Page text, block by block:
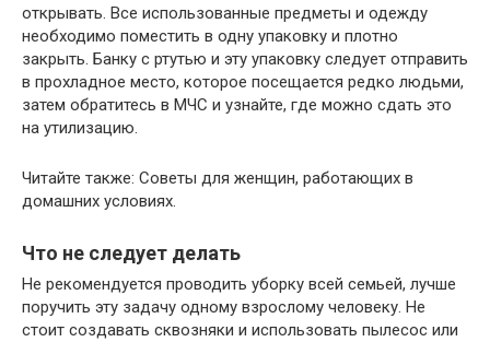
открывать. Все использованные предметы и одежду
необходимо поместить в одну упаковку и плотно
закрыть. Банку с ртутью и эту упаковку следует отправить
в прохладное место, которое посещается редко людьми,
затем обратитесь в МЧС и узнайте, где можно сдать это
на утилизацию.
Читайте также: Советы для женщин, работающих в
домашних условиях.
Что не следует делать
Не рекомендуется проводить уборку всей семьей, лучше
поручить эту задачу одному взрослому человеку. Не
стоит создавать сквозняки и использовать пылесос или